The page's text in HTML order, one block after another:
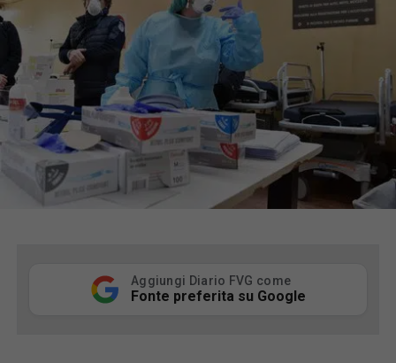
Aggiungi Diario FVG come
Fonte preferita su Google